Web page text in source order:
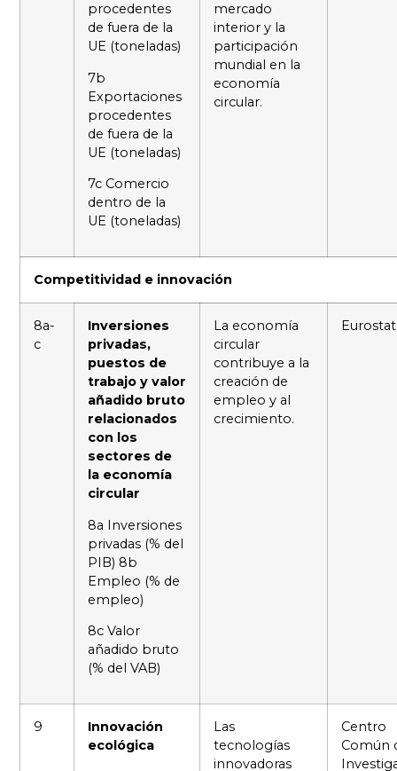
procedentes
de fuera de la
UE (toneladas)
7b
Exportaciones
procedentes
de fuera de la
UE (toneladas)
7c Comercio
dentro de la
UE (toneladas)
mercado
interior y la
participación
mundial en la
economía
circular.
Competitividad e innovación
8a-
c
Inversiones
privadas,
puestos de
trabajo y valor
añadido bruto
relacionados
con los
sectores de
la economía
circular
8a Inversiones
privadas (% del
PIB) 8b
Empleo (% de
empleo)
8c Valor
añadido bruto
(% del VAB)
La economía
circular
contribuye a la
creación de
empleo y al
crecimiento.
Eurostat
9
Innovación
ecológica
Las
tecnologías
innovadoras
Centro
Común